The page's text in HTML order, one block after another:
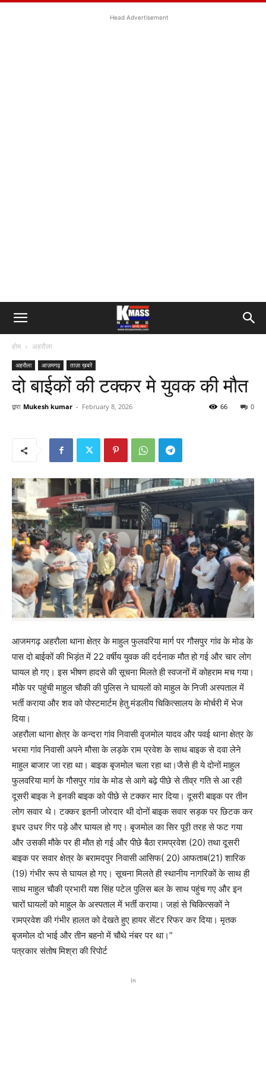
Head Advertisement
होम अहरौला
अहरौला आज़मगढ़ ताज़ा ख़बरें
दो बाईकों की टक्कर मे‌‌‍ युवक की मौत
द्वारा Mukesh kumar - February 8, 2026 0
66
आजमगढ़ अहरौला थाना क्षेत्र के माहुल फुलवरिया मार्ग पर गौसपुर गांव के मोड के
पास दो बाईकों की भिड़ंत में 22 वर्षीय युवक की दर्दनाक मौत हो गई और चार लोग
घायल हो गए। इस भीषण हादसे की सूचना मिलते ही स्वजनों में कोहराम मच गया।
मौके पर पहुंची माहुल चौकी की पुलिस ने घायलों को माहुल के निजी अस्पताल में
भर्ती कराया और शव को पोस्टमार्टम हेतु मंडलीय चिकित्सालय के मोर्चरी में भेज
दिया।
अहरौला थाना क्षेत्र के कन्दरा गांव निवासी वृजमोल यादव और पवई थाना क्षेत्र के
भरमा गांव निवासी अपने मौसा के लड़के राम प्रवेश के साथ बाइक से दवा लेने
माहुल बाजार जा रहा था। बाइक बृजमोल चला रहा था।जैसे ही ये दोनों माहुल
फुलवरिया मार्ग के गौसपुर गांव के मोड से आगे बढ़े पीछे से तीव्र गति से आ रही
दूसरी बाइक ने इनकी बाइक को पीछे से टक्कर मार दिया। दूसरी बाइक पर तीन
लोग सवार थे। टक्कर इतनी जोरदार थी दोनों बाइक सवार सड़क पर छिटक कर
इधर उधर गिर पड़े और घायल हो गए। बृजमोल का सिर पूरी तरह से फट गया
और उसकी मौके पर ही मौत हो गई और पीछे बैठा रामप्रवेश (20) तथा दूसरी
बाइक पर सवार क्षेत्र के बरामदपुर निवासी आसिफ( 20) आफताब(21) शारिक
(19) गंभीर रूप से घायल हो गए। सूचना मिलते ही स्थानीय नागरिकों के साथ ही
साथ माहुल चौकी प्रभारी यश सिंह पटेल पुलिस बल के साथ पहुंच गए और इन
चारों घायलों को माहुल के अस्पताल में भर्ती कराया। जहां से चिकित्सकों ने
रामप्रवेश की गंभीर हालत को देखते हुए हायर सेंटर रिफर कर दिया। मृतक
बृजमोल दो भाई और तीन बहनो में चौथे नंबर पर था।”
पत्रकार संतोष मिश्रा की रिपोर्ट
In